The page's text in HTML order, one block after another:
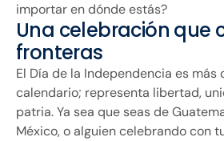
importar en dónde estás?
Una celebración que
fronteras
El Día de la Independencia es más
calendario; representa libertad,
patria. Ya sea que seas de
México, o alguien celebrando con